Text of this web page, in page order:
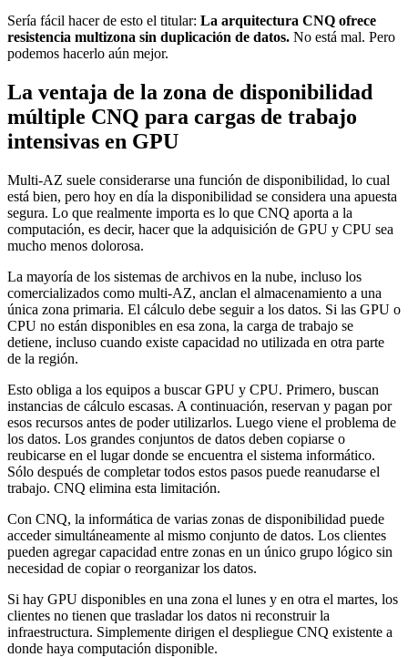
Sería fácil hacer de esto el titular: La arquitectura CNQ ofrece
resistencia multizona sin duplicación de datos. No está mal. Pero
podemos hacerlo aún mejor.
La ventaja de la zona de disponibilidad
múltiple CNQ para cargas de trabajo
intensivas en GPU
Multi-AZ suele considerarse una función de disponibilidad, lo cual
está bien, pero hoy en día la disponibilidad se considera una apuesta
segura. Lo que realmente importa es lo que CNQ aporta a la
computación, es decir, hacer que la adquisición de GPU y CPU sea
mucho menos dolorosa.
La mayoría de los sistemas de archivos en la nube, incluso los
comercializados como multi-AZ, anclan el almacenamiento a una
única zona primaria. El cálculo debe seguir a los datos. Si las GPU o
CPU no están disponibles en esa zona, la carga de trabajo se
detiene, incluso cuando existe capacidad no utilizada en otra parte
de la región.
Esto obliga a los equipos a buscar GPU y CPU. Primero, buscan
instancias de cálculo escasas. A continuación, reservan y pagan por
esos recursos antes de poder utilizarlos. Luego viene el problema de
los datos. Los grandes conjuntos de datos deben copiarse o
reubicarse en el lugar donde se encuentra el sistema informático.
Sólo después de completar todos estos pasos puede reanudarse el
trabajo. CNQ elimina esta limitación.
Con CNQ, la informática de varias zonas de disponibilidad puede
acceder simultáneamente al mismo conjunto de datos. Los clientes
pueden agregar capacidad entre zonas en un único grupo lógico sin
necesidad de copiar o reorganizar los datos.
Si hay GPU disponibles en una zona el lunes y en otra el martes, los
clientes no tienen que trasladar los datos ni reconstruir la
infraestructura. Simplemente dirigen el despliegue CNQ existente a
donde haya computación disponible.